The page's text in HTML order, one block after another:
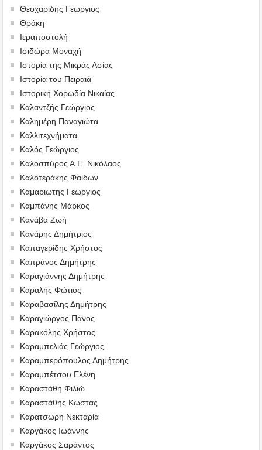
Θεοχαρίδης Γεώργιος
Θράκη
Ιεραποστολή
Ισιδώρα Μοναχή
Ιστορία της Μικράς Ασίας
Ιστορία του Πειραιά
Ιστορική Χορωδία Νικαίας
Καλαντζής Γεώργιος
Καλημέρη Παναγιώτα
Καλλιτεχνήματα
Καλός Γεώργιος
Καλοσπύρος Α.Ε. Νικόλαος
Καλοτεράκης Φαίδων
Καμαριώτης Γεώργιος
Καμπάνης Μάρκος
Κανάβα Ζωή
Κανάρης Δημήτριος
Καπαγερίδης Χρήστος
Καπράνος Δημήτρης
Καραγιάννης Δημήτρης
Καραλής Φώτιος
Καραβασίλης Δημήτρης
Καραγιώργος Πάνος
Καρακόλης Χρήστος
Καραμπελιάς Γεώργιος
Καραμπερόπουλος Δημήτρης
Καραμπέτσου Ελένη
Καραστάθη Φιλιώ
Καραστάθης Κώστας
Καρατσώρη Νεκταρία
Καργάκος Ιωάννης
Καργάκος Σαράντος